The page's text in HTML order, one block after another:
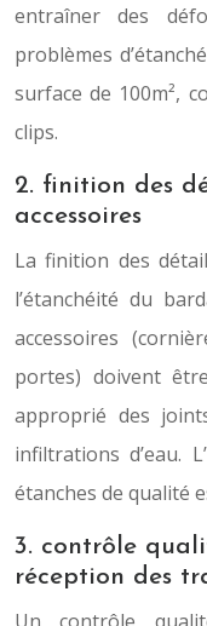
entraîner des
problèmes
surface de 100m²,
clips.
2. finition des
accessoires
La finition des
l’étanchéité du
accessoires
portes) doivent
approprié des
infiltrations d’eau.
étanches de qualité
3. contrôle
réception des